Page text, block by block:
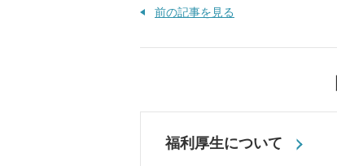
前の記事を見る
福利厚生について